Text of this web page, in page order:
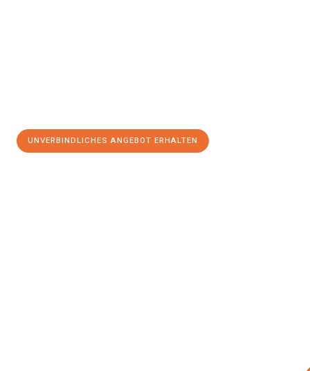
UNVERBINDLICHES ANGEBOT ERHALTEN